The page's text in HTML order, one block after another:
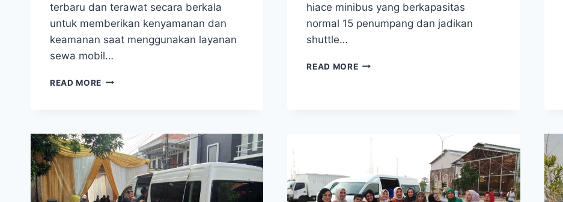
terbaru dan terawat secara berkala
untuk memberikan kenyamanan dan
keamanan saat menggunakan layanan
sewa mobil…
READ MORE SEWA
PERTEMUAN
SDELOG
POLRI
CIPINANG
JAKARTA
hiace minibus yang berkapasitas
normal 15 penumpang dan jadikan
shuttle…
READ MORE ANTAR
NYAMAN
ERA
KENORMALAN
BARU